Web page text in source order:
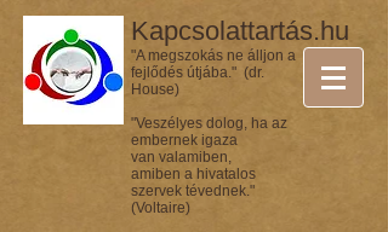
Kapcsolattartás.hu
"A megszokás ne álljon a
fejlődés útjába." (dr.
House)
"Veszélyes dolog, ha az
embernek igaza
van valamiben,
amiben a hivatalos
szervek tévednek."
(Voltaire)